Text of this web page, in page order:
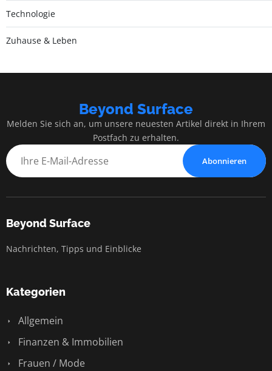
Technologie
Zuhause & Leben
Beyond Surface
Melden Sie sich an, um unsere neuesten Artikel direkt in Ihrem
Postfach zu erhalten.
Abonnieren
Beyond Surface
Nachrichten, Tipps und Einblicke
Kategorien
Allgemein
Finanzen & Immobilien
Frauen / Mode